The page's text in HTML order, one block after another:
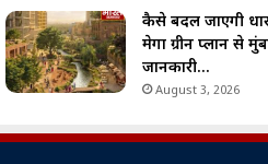
कैसे बदल जाएगी
मेगा ग्रीन प्लान से
जानकारी…
August 3, 2026